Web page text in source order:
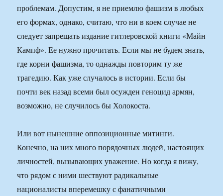
проблемам. Допустим, я не приемлю фашизм в любых
его формах, однако, считаю, что ни в коем случае не
следует запрещать издание гитлеровской книги «Майн
Кампф». Ее нужно прочитать. Если мы не будем знать,
где корни фашизма, то однажды повторим ту же
трагедию. Как уже случалось в истории. Если бы
почти век назад всеми был осужден геноцид армян,
возможно, не случилось бы Холокоста.
Или вот нынешние оппозиционные митинги.
Конечно, на них много порядочных людей, настоящих
личностей, вызывающих уважение. Но когда я вижу,
что рядом с ними шествуют радикальные
националисты вперемешку с фанатичными